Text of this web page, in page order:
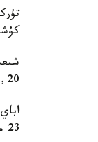
كۇشى 15-
20, ەكپىنى 23 م/س كۇتىلەدى.
23 م/س دەيىن جەتەدى.